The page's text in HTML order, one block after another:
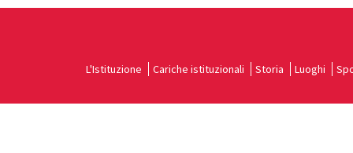
L'Istituzione Cariche istituzionali Storia Luoghi